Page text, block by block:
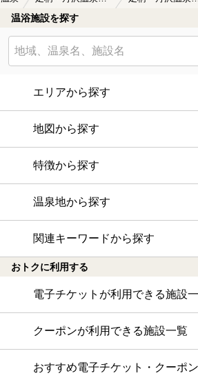
温浴施設を探す
エリアから探す
地図から探す
特徴から探す
温泉地から探す
関連キーワードから探す
おトクに利用する
電子チケットが利用できる施設
クーポンが利用できる施設一覧
おすすめ電子チケット・クーポ